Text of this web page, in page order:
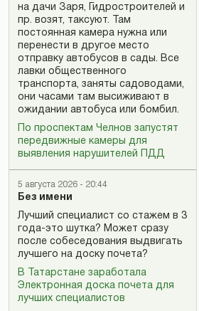
на дачи Заря, Гидростроителей и
пр. возят, таксуют. Там
постоянная камера нужна или
перенести в другое место
отправку автобусов в сады. Все
лавки общественного
транспорта, заняты садоводами,
они часами там высиживают в
ожидании автобуса или бомбил.
По проспектам Челнов запустят
передвижные камеры для
выявления нарушителей ПДД
5 августа 2026 - 20:44
Без имени
Лучший специалист со стажем в 3
года-это шутка? Может сразу
после собеседования выдвигать
лучшего на доску почета?
В Татарстане заработала
Электронная доска почета для
лучших специалистов